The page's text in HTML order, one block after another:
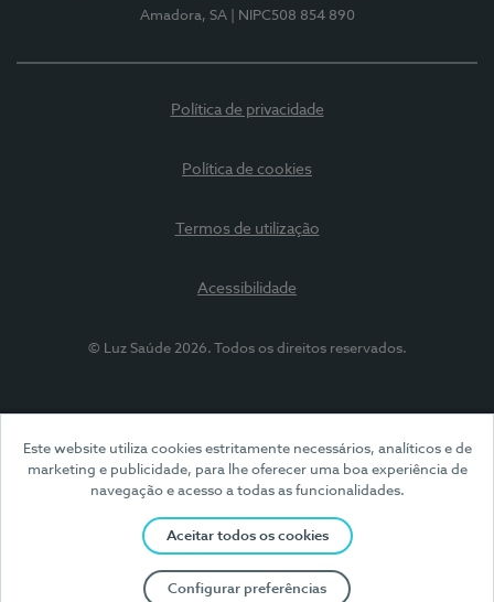
Este website utiliza cookies estritamente necessários, analíticos e de
marketing e publicidade, para lhe oferecer uma boa experiência de
navegação e acesso a todas as funcionalidades.
Aceitar todos os cookies
Configurar preferências
Amadora, SA
| NIPC508 854 890
Política de privacidade
Política de cookies
Termos de utilização
Acessibilidade
© Luz Saúde 2026. Todos os direitos reservados.